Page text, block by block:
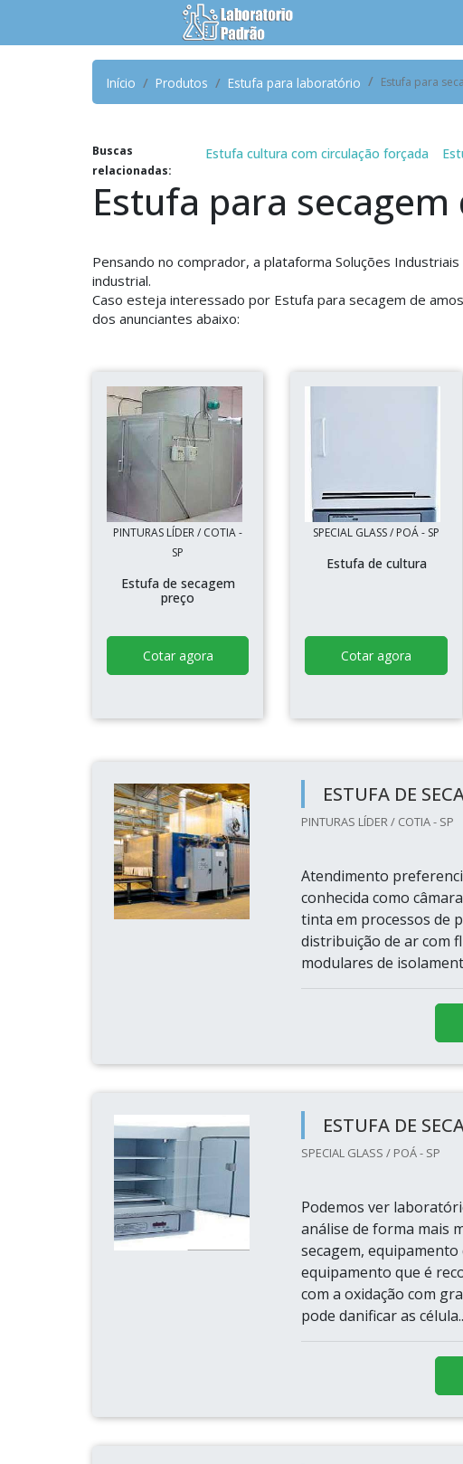
Início Produtos Estufa para laboratório Estufa para
Buscas
relacionadas:
Estufa cultura com circulação forçada
Estufa para
Pensando no comprador, a plataforma Soluções
industrial.
Caso esteja interessado por Estufa para secagem de
dos anunciantes abaixo:
PINTURAS LÍDER / COTIA -
SP
Estufa de secagem
preço
Cotar agora
SPECIAL GLASS / POÁ - SP
Estufa de cultura
Cotar agora
ESTUFA DE
PINTURAS LÍDER / COTIA - SP
Atendimento
conhecida como
tinta em processos de
distribuição de ar com
modulares de
ESTUFA DE
SPECIAL GLASS / POÁ - SP
Podemos ver
análise de forma mais
secagem,
equipamento que é
com a oxidação com
pode danificar as